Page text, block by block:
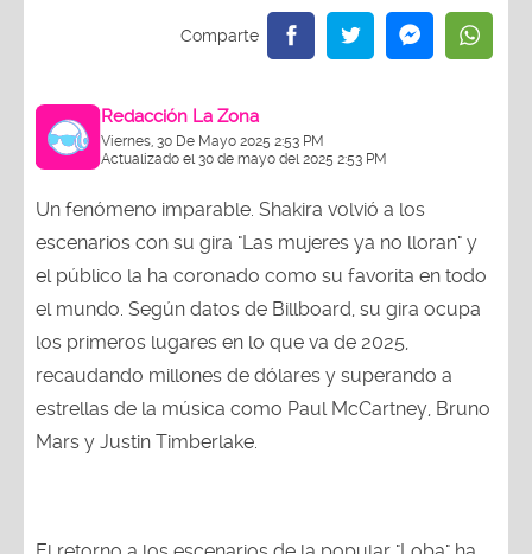
Viernes, 30 De Mayo 2025 2:53 PM
Actualizado el 30 de mayo del 2025 2:53 PM
escenarios con su gira "Las mujeres ya no lloran" y
el público la ha coronado como su favorita en todo
el mundo. Según datos de Billboard, su gira ocupa
los primeros lugares en lo que va de 2025,
recaudando millones de dólares y superando a
estrellas de la música como Paul McCartney, Bruno
Mars y Justin Timberlake.